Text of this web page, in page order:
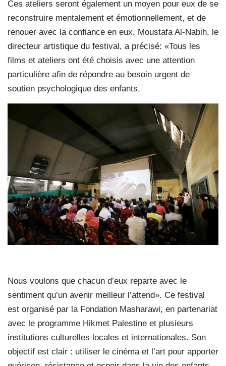
Ces ateliers seront également un moyen pour eux de se
reconstruire mentalement et émotionnellement, et de
renouer avec la confiance en eux. Moustafa Al-Nabih, le
directeur artistique du festival, a précisé: «Tous les
films et ateliers ont été choisis avec une attention
particulière afin de répondre au besoin urgent de
soutien psychologique des enfants.
Nous voulons que chacun d’eux reparte avec le
sentiment qu’un avenir meilleur l’attend». Ce festival
est organisé par la Fondation Masharawi, en partenariat
avec le programme Hikmet Palestine et plusieurs
institutions culturelles locales et internationales. Son
objectif est clair : utiliser le cinéma et l’art pour apporter